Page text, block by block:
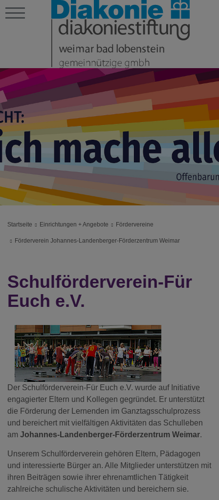
Startseite Einrichtungen + Angebote Fördervereine
Förderverein Johannes-Landenberger-Förderzentrum Weimar
Schulförderverein-Für
Euch e.V.
Der Schulförderverein-Für Euch e.V. wurde auf Initiative
engagierter Eltern und Kollegen gegründet. Er unterstützt
die Förderung der Lernenden im Ganztagsschulprozess
und bereichert mit vielfältigen Aktivitäten das Schulleben
am Johannes-Landenberger-Förderzentrum Weimar.
Unserem Schulförderverein gehören Eltern, Pädagogen
und interessierte Bürger an. Alle Mitglieder unterstützen mit
ihren Beiträgen sowie ihrer ehrenamtlichen Tätigkeit
zahlreiche schulische Aktivitäten und bereichern sie.